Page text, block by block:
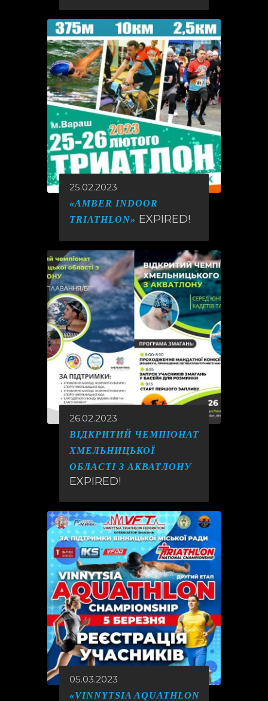
25.02.2023
«AMBER INDOOR
TRIATHLON» EXPIRED!
26.02.2023
ВІДКРИТИЙ ЧЕМПІОНАТ
ХМЕЛЬНИЦЬКОЇ
ОБЛАСТІ З АКВАТЛОНУ
EXPIRED!
05.03.2023
«VINNYTSIA AQUATHLON